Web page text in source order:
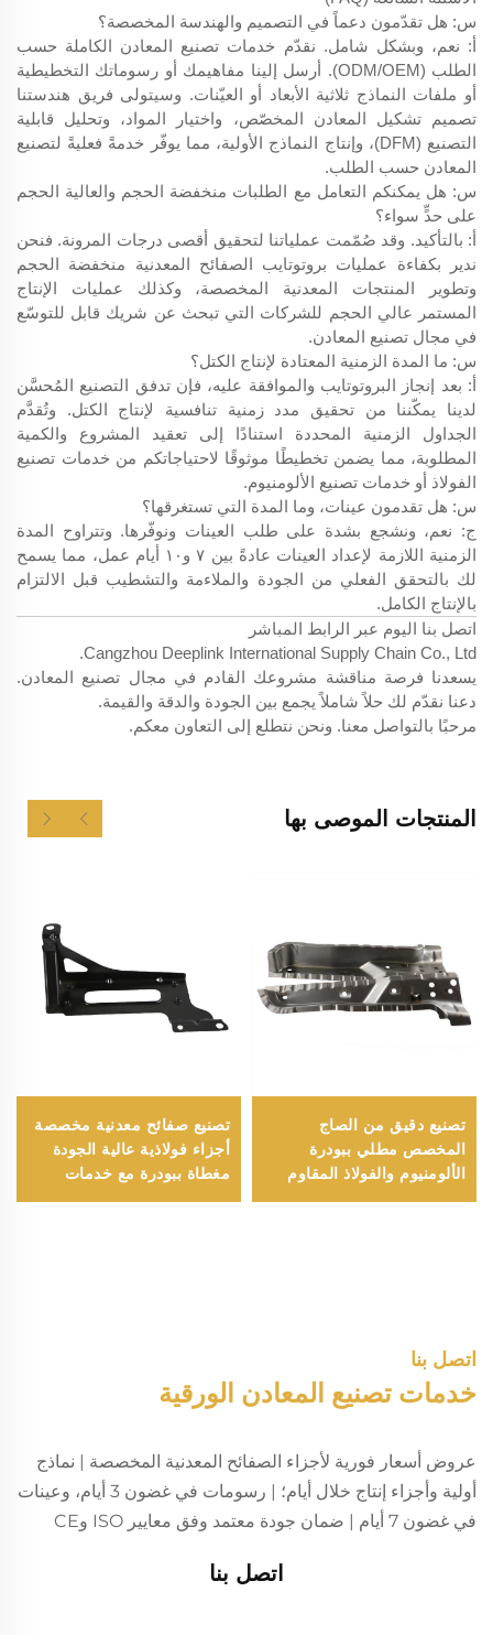
س: هل تقدّمون دعماً في التصميم والهندسة المخصصة؟
أ: نعم، وبشكل شامل. نقدّم خدمات تصنيع المعادن الكاملة حسب
الطلب (ODM/OEM). أرسل إلينا مفاهيمك أو رسوماتك التخطيطية
أو ملفات النماذج ثلاثية الأبعاد أو العيّنات. وسيتولى فريق هندستنا
تصميم تشكيل المعادن المخصّص، واختيار المواد، وتحليل قابلية
التصنيع (DFM)، وإنتاج النماذج الأولية، مما يوفّر خدمةً فعليةً لتصنيع
المعادن حسب الطلب.
س: هل يمكنكم التعامل مع الطلبات منخفضة الحجم والعالية الحجم
على حدٍّ سواء؟
أ: بالتأكيد. وقد صُمّمت عملياتنا لتحقيق أقصى درجات المرونة. فنحن
ندير بكفاءة عمليات بروتوتايب الصفائح المعدنية منخفضة الحجم
وتطوير المنتجات المعدنية المخصصة، وكذلك عمليات الإنتاج
المستمر عالي الحجم للشركات التي تبحث عن شريك قابل للتوسّع
في مجال تصنيع المعادن.
س: ما المدة الزمنية المعتادة لإنتاج الكتل؟
أ: بعد إنجاز البروتوتايب والموافقة عليه، فإن تدفق التصنيع المُحسَّن
لدينا يمكّننا من تحقيق مدد زمنية تنافسية لإنتاج الكتل. وتُقدَّم
الجداول الزمنية المحددة استنادًا إلى تعقيد المشروع والكمية
المطلوبة، مما يضمن تخطيطًا موثوقًا لاحتياجاتكم من خدمات تصنيع
الفولاذ أو خدمات تصنيع الألومنيوم.
س: هل تقدمون عينات، وما المدة التي تستغرقها؟
ج: نعم، ونشجع بشدة على طلب العينات ونوفّرها. وتتراوح المدة
الزمنية اللازمة لإعداد العينات عادةً بين ٧ و١٠ أيام عمل، مما يسمح
لك بالتحقق الفعلي من الجودة والملاءمة والتشطيب قبل الالتزام
بالإنتاج الكامل.
اتصل بنا اليوم عبر الرابط المباشر
Cangzhou Deeplink International Supply Chain Co., Ltd.
يسعدنا فرصة مناقشة مشروعك القادم في مجال تصنيع المعادن.
دعنا نقدّم لك حلاً شاملاً يجمع بين الجودة والدقة والقيمة.
مرحبًا بالتواصل معنا. ونحن نتطلع إلى التعاون معكم.
المنتجات الموصى بها
تصنيع دقيق من الصاج
المخصص مطلي ببودرة
الألومنيوم والفولاذ المقاوم
للصدأ مع ختم وانحناء وسحب
تصنيع صفائح معدنية مخصصة
أجزاء فولاذية عالية الجودة
مغطاة ببودرة مع خدمات
تشكيل و لحام
اتصل بنا
خدمات تصنيع المعادن الورقية
عروض أسعار فورية لأجزاء الصفائح المعدنية المخصصة | نماذج
أولية وأجزاء إنتاج خلال أيام؛ | رسومات في غضون 3 أيام، وعينات
في غضون 7 أيام | ضمان جودة معتمد وفق معايير ISO وCE
اتصل بنا